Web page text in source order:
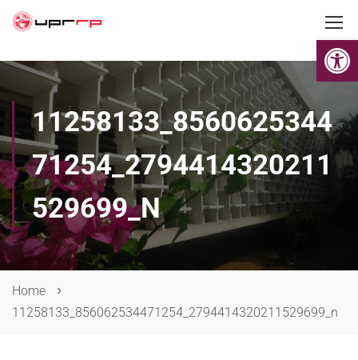
11258133_8560625344
71254_2794414320211
529699_N
Home
11258133_856062534471254_2794414320211529699_n